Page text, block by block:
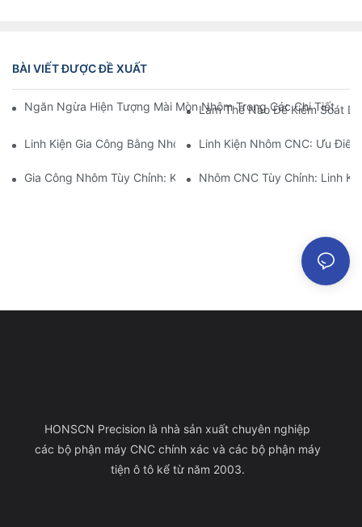
BÀI VIẾT ĐƯỢC ĐỀ XUẤT
Ngăn Ngừa Hiện Tượng Mài Mòn Nhôm Trong Các Chi Tiết Gia
Làm Thế Nào Để Kiểm Soát
Linh Kiện Gia Công Bằng Nhôm: Tùy Chỉnh Cho Thị Trường
Linh Kiện Nhôm CNC: Ưu
Gia Công Nhôm Tùy Chỉnh: Khám Phá Những Đổi Mới Mới Nhất
Nhôm CNC Tùy Chỉnh: Linh
HONSCN Precision là nhà sản xuất chuyên nghiệp
các bộ phận máy CNC chính xác và các bộ phận máy
tiện ô tô kể từ năm 2003.